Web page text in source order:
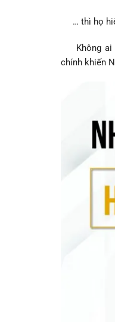
… thì họ
Không ai
chính khiến